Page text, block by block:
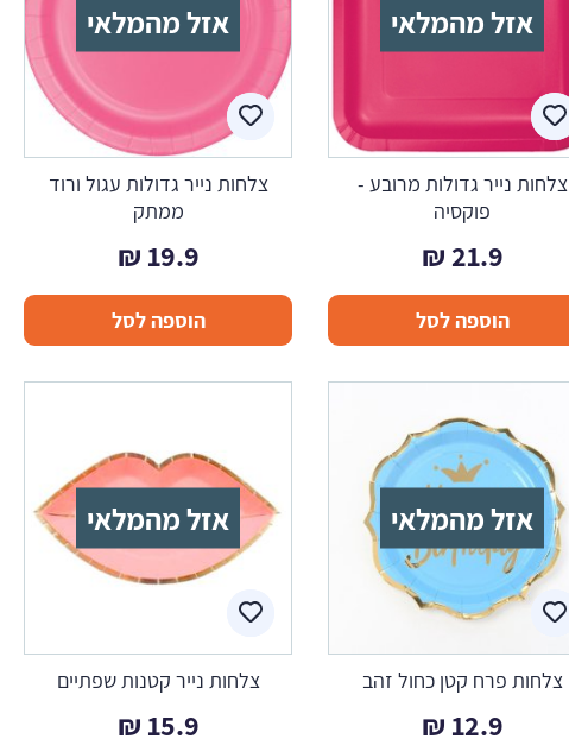
אזל מהמלאי
צלחות נייר גדולות מרובע -
פוקסיה
21.9
₪
הוספה לסל
אזל מהמלאי
צלחות נייר גדולות עגול ורוד
ממתק
19.9
₪
הוספה לסל
אזל מהמלאי
צלחות פרח קטן כחול זהב
12.9
₪
אזל מהמלאי
צלחות נייר קטנות שפתיים
15.9
₪